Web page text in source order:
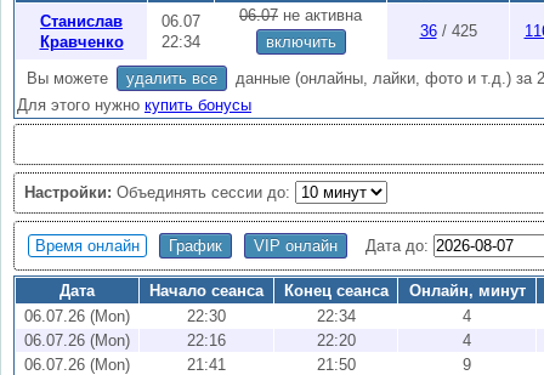
онлайн.
Внимание: Активность 2 недели, чтобы продлить купите бонусы
(1
месяца, вы можете скачать все онлайны по кнопке
Станислав
Кравченко
06.07
22:34
06.07 не активна
включить
36/ 425
Вы можете удалить все
данные (онлайны, лайки, фото и т.д.) за
Для этого нужно купить бонусы
Настройки: Объединять сессии до:
Время онлайн График VIP онлайн Дата до:
Дата Начало сеанса Конец сеанса
Онлайн, минут
06.07.26 (Mon)
22:30 22:34
4
06.07.26 (Mon)
22:16 22:20
4
06.07.26 (Mon)
21:41 21:50
9